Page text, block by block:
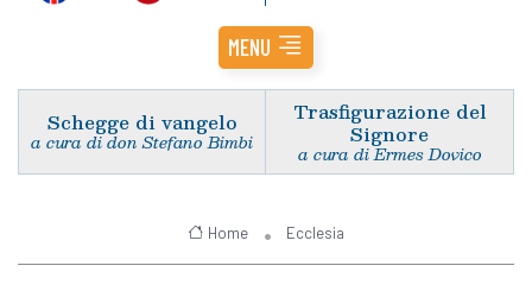
MENU
Schegge di vangelo
a cura di don Stefano Bimbi
Trasfigurazione del
Signore
a cura di Ermes Dovico
Home Ecclesia